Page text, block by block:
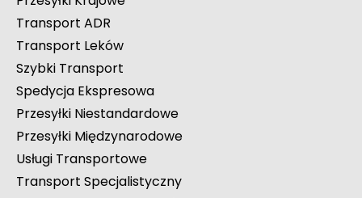
Transport Ekspresowy
Transport Drogowy Towarów
Transport Drogowy
Przesyłki Krajowe
Transport ADR
Transport Leków
Szybki Transport
Spedycja Ekspresowa
Przesyłki Niestandardowe